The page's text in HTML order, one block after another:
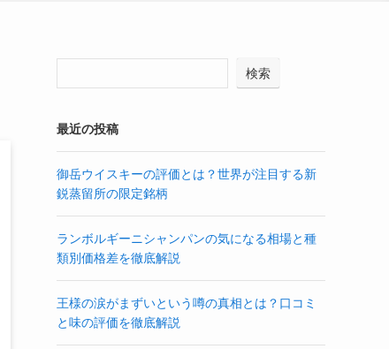
検索
最近の投稿
御岳ウイスキーの評価とは？世界が注目する新
鋭蒸留所の限定銘柄
ランボルギーニシャンパンの気になる相場と種
類別価格差を徹底解説
王様の涙がまずいという噂の真相とは？口コミ
と味の評価を徹底解説